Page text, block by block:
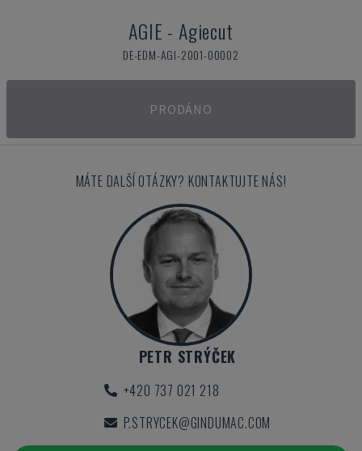
AGIE - Agiecut
DE-EDM-AGI-2001-00002
PRODÁNO
MÁTE DALŠÍ OTÁZKY? KONTAKTUJTE NÁS!
PETR STRÝČEK
+420 737 021 218
P.STRYCEK@GINDUMAC.COM